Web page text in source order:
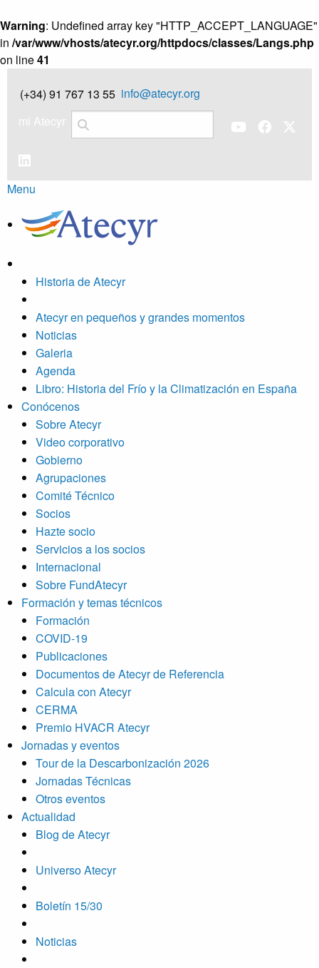
Warning: Undefined array key "HTTP_ACCEPT_LANGUAGE"
in /var/www/vhosts/atecyr.org/httpdocs/classes/Langs.php
on line41
(+34) 91 767 13 55 info@atecyr.org
mi Atecyr
Menu
Historia de Atecyr
Atecyr en pequeños y grandes momentos
Noticias
Galeria
Agenda
Libro: Historia del Frío y la Climatización en España
Conócenos
Sobre Atecyr
Video corporativo
Gobierno
Agrupaciones
Comité Técnico
Socios
Hazte socio
Servicios a los socios
Internacional
Sobre FundAtecyr
Formación y temas técnicos
Formación
COVID-19
Publicaciones
Documentos de Atecyr de Referencia
Calcula con Atecyr
CERMA
Premio HVACR Atecyr
Jornadas y eventos
Tour de la Descarbonización 2026
Jornadas Técnicas
Otros eventos
Actualidad
Blog de Atecyr
Universo Atecyr
Boletín 15/30
Noticias